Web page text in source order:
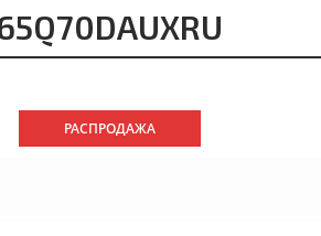
РАСПРОДАЖА